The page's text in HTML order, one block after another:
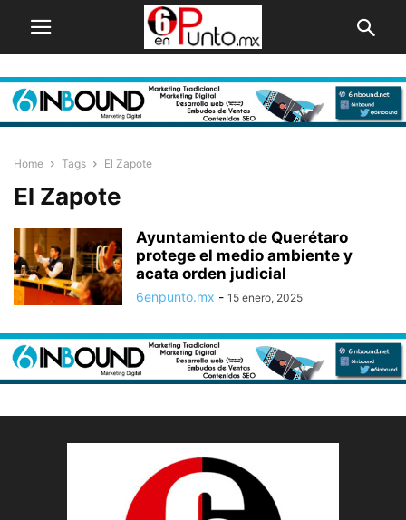
Home Tags El Zapote
El Zapote
Ayuntamiento de Querétaro
protege el medio ambiente y
acata orden judicial
6enpunto.mx - 15 enero, 2025